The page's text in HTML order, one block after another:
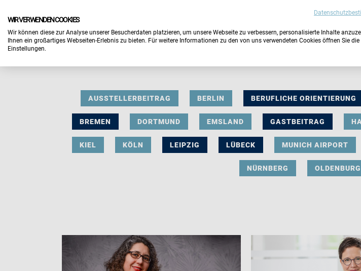
AUSSTELLERBEITRAG BERLIN BERUFLICHE ORIENTIERUNG
BREMEN DORTMUND EMSLAND GASTBEITRAG
KIEL KÖLN LEIPZIG LÜBECK MUNICH AIRPORT
NÜRNBERG OLDENBURG
WIR VERWENDEN COOKIES
Wir können diese zur Analyse unserer Besucherdaten platzieren, um unsere Webseite zu verbessern, personalisierte Inhalte
Ihnen ein großartiges Webseiten-Erlebnis zu bieten. Für weitere Informationen zu den von uns verwendeten Cookies öffnen Sie die
Einstellungen.